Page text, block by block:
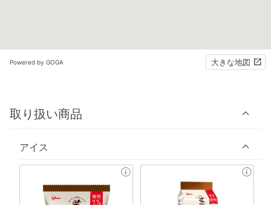
Powered by GOGA 大きな地図
取り扱い商品
アイス